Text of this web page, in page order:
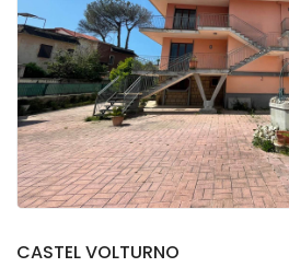
CASTEL VOLTURNO
CASTEL VOLTURNO